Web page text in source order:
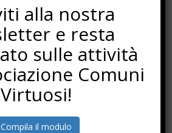
alla nostra
e resta
sulle attività
Comuni
Virtuosi!
Compila il modulo